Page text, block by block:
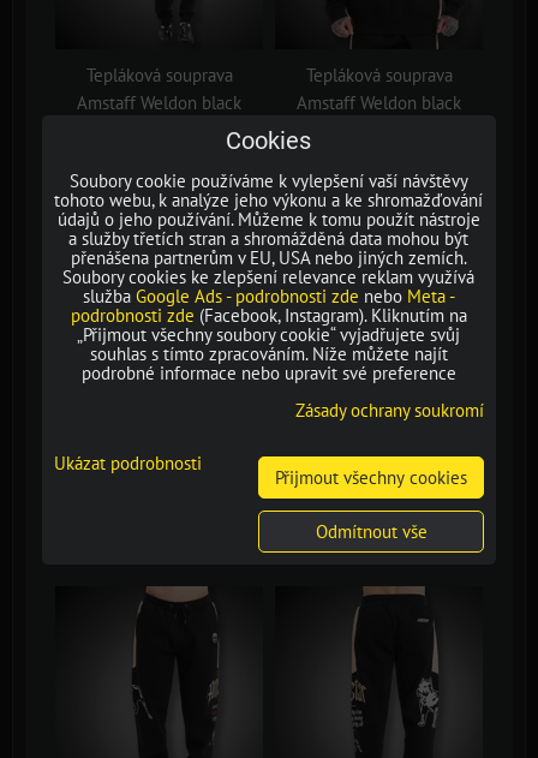
Tepláková souprava
Amstaff Weldon black
Tepláková souprava
Amstaff Weldon black
Tepláková souprava
Tepláková souprava
Amstaff Weldon black
Cookies
Soubory cookie používáme k vylepšení vaší návštěvy
tohoto webu, k analýze jeho výkonu a ke shromažďování
údajů o jeho používání. Můžeme k tomu použít nástroje
a služby třetích stran a shromážděná data mohou být
přenášena partnerům v EU, USA nebo jiných zemích.
Soubory cookies ke zlepšení relevance reklam využívá
služba Google Ads - podrobnosti zde nebo Meta -
podrobnosti zde (Facebook, Instagram). Kliknutím na
„Přijmout všechny soubory cookie“ vyjadřujete svůj
souhlas s tímto zpracováním. Níže můžete najít
podrobné informace nebo upravit své preference
Zásady ochrany soukromí
Ukázat podrobnosti
Přijmout všechny cookies
Odmítnout vše